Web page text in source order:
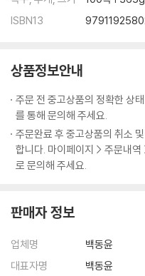
애 잘 낳게 생겼네? | 44
끙! | 45
유재영 | 52
호미 | 54
욕찌거리 | 55
알로까는 놈 | 56
속도 | 57
봄비 | 60
너와 나, 그대와 우리 | 62
3. 후집後集
빈모牝牡 | 71
개코 | 72
ISBN13
상품정보안내
주문 전 중고상품의 정확한 상
를 통해 문의해 주세요.
주문완료 후 중고상품의 취소
합니다. 마이페이지 > 주문내
로 문의해 주세요.
판매자 정보
업체명
백동윤
대표자명
백동윤